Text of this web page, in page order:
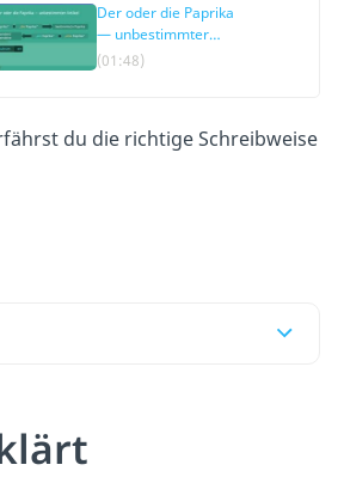
Der oder die Paprika
— unbestimmter
Artikel
(01:48)
du die richtige Schreibweise